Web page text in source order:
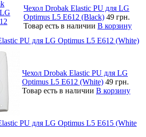
Чехол Drobak Elastic PU для LG
Optimus L5 E612 (Black) 49 грн.
Товар есть в наличии В корзину
PU для LG Optimus L5 E612 (White)
Чехол Drobak Elastic PU для LG
Optimus L5 E612 (White) 49 грн.
Товар есть в наличии В корзину
PU для LG Optimus L5 E615 (White